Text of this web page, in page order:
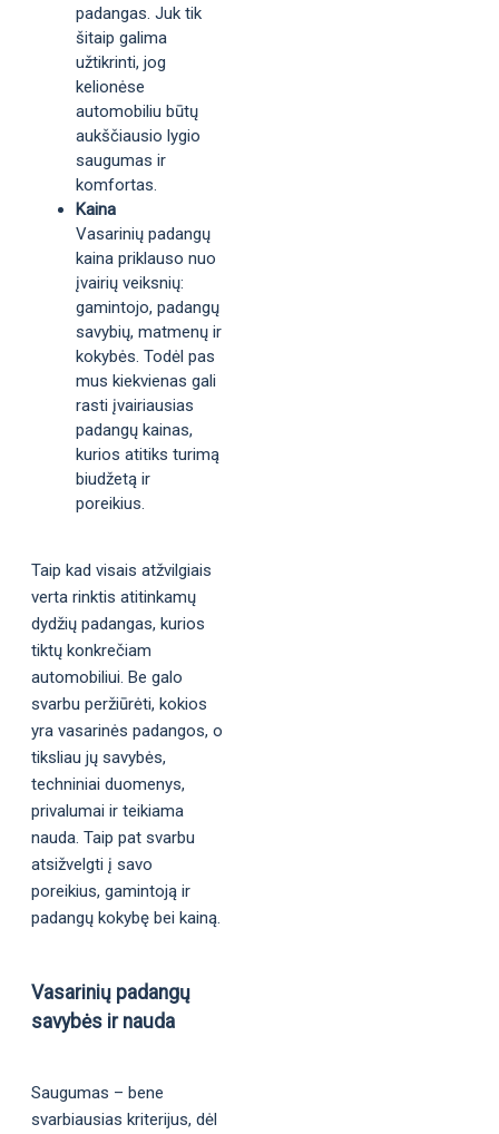
padangas. Juk tik
šitaip galima
užtikrinti, jog
kelionėse
automobiliu būtų
aukščiausio lygio
saugumas ir
komfortas.
Kaina
Vasarinių padangų
kaina priklauso nuo
įvairių veiksnių:
gamintojo, padangų
savybių, matmenų ir
kokybės. Todėl pas
mus kiekvienas gali
rasti įvairiausias
padangų kainas,
kurios atitiks turimą
biudžetą ir
poreikius.
Taip kad visais atžvilgiais
verta rinktis atitinkamų
dydžių padangas, kurios
tiktų konkrečiam
automobiliui. Be galo
svarbu peržiūrėti, kokios
yra vasarinės padangos, o
tiksliau jų savybės,
techniniai duomenys,
privalumai ir teikiama
nauda. Taip pat svarbu
atsižvelgti į savo
poreikius, gamintoją ir
padangų kokybę bei kainą.
Vasarinių padangų
savybės ir nauda
Saugumas – bene
svarbiausias kriterijus, dėl